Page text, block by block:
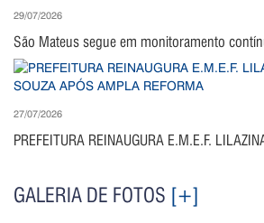
29/07/2026
São Mateus segue em monitoramento
27/07/2026
PREFEITURA REINAUGURA E.M.E.F.
GALERIA DE FOTOS [+]